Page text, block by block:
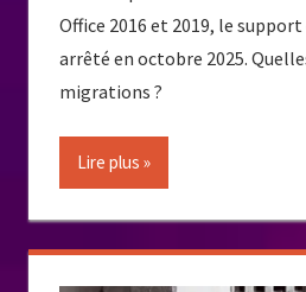
Office 2016 et 2019, le support
arrêté en octobre 2025.
migrations ?
Lire plus